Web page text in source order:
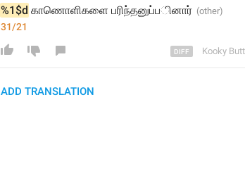
%1$d காணொளிகளை பரிந்தனுப்ப ினார
31/21
Kooky
ADD TRANSLATION